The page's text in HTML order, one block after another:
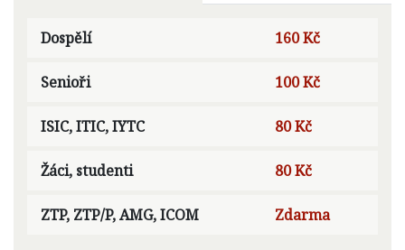
Dospělí 160 Kč
Senioři 100 Kč
ISIC, ITIC, IYTC 80 Kč
Žáci, studenti 80 Kč
ZTP, ZTP/P, AMG, ICOM Zdarma